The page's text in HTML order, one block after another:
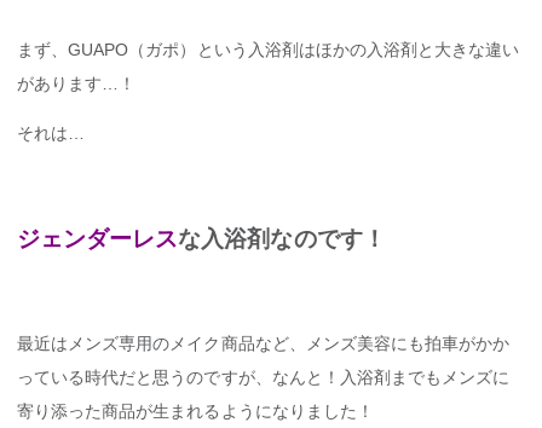
まず、GUAPO（ガポ）という入浴剤はほかの入浴剤と大きな違い
があります…！
それは…
ジェンダーレスな入浴剤なのです！
最近はメンズ専用のメイク商品など、メンズ美容にも拍車がかか
っている時代だと思うのですが、なんと！入浴剤までもメンズに
寄り添った商品が生まれるようになりました！